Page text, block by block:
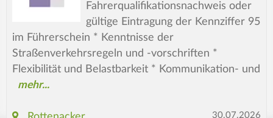
Fahrerqualifikationsnachweis oder
gültige Eintragung der Kennziffer 95
im Führerschein * Kenntnisse der
Straßenverkehrsregeln und -vorschriften *
Flexibilität und Belastbarkeit * Kommunikation- und
30.07.2026